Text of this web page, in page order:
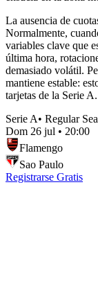
La ausencia de
Normalmente,
variables clave que
última hora,
demasiado volátil.
mantiene estable:
tarjetas de la Serie A.
Serie A• Regular
Dom 26 jul • 20:00
Flamengo
Sao Paulo
Registrarse Gratis